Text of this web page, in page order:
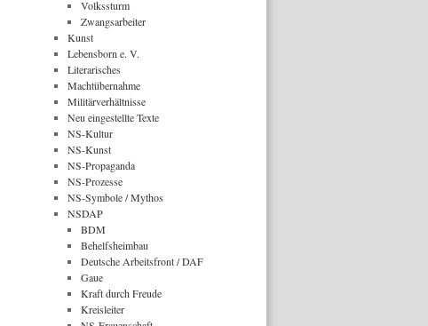
Volkssturm
Zwangsarbeiter
Kunst
Lebensborn e. V.
Literarisches
Machtübernahme
Militärverhältnisse
Neu eingestellte Texte
NS-Kultur
NS-Kunst
NS-Propaganda
NS-Prozesse
NS-Symbole / Mythos
NSDAP
BDM
Behelfsheimbau
Deutsche Arbeitsfront / DAF
Gaue
Kraft durch Freude
Kreisleiter